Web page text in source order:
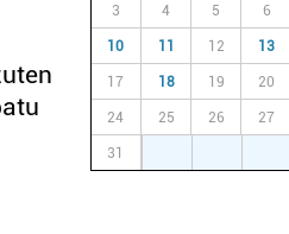
3 4 5 6
10 11 12 13
17 18 19 20
24 25 26 27
31